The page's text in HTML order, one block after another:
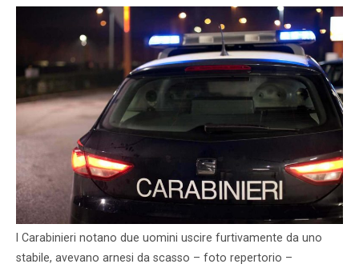
I Carabinieri notano due uomini uscire furtivamente da uno
stabile, avevano arnesi da scasso – foto repertorio –